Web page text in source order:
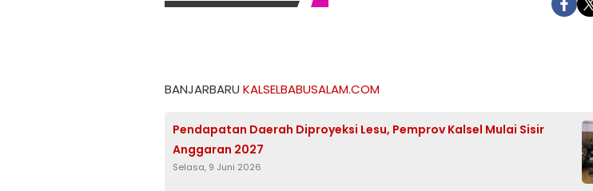
BANJARBARU KALSELBABUSALAM.COM
Pendapatan Daerah Diproyeksi Lesu, Pemprov Kalsel Mulai Sisir
Anggaran 2027
Selasa, 9 Juni 2026